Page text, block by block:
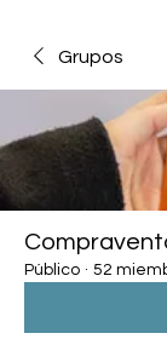
Grupos
Público · 52